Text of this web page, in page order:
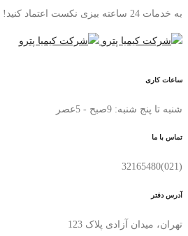
به خدمات 24 ساعته بیزی نکست اعتماد کنید!
ساعات کاری
شنبه تا پنج شنبه: 9صبح - 5عصر
تماس با ما
(021)32165480
آدرس دفتر
تهران، میدان آزادی پلاک 123